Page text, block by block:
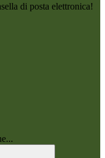
di posta elettronica!